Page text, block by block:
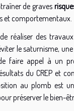
de graves
et comportementaux.
réaliser des
le saturnisme,
faire appel à un
du CREP et
au plomb est
préserver le bien-